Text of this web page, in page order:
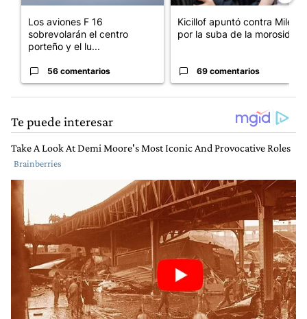
Los aviones F 16
sobrevolarán el centro
porteño y el lu...
56 comentarios
Kicillof apuntó contra Milei
por la suba de la morosida...
69 comentarios